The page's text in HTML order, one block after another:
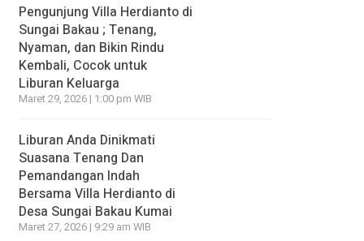
Pengunjung Villa Herdianto di
Sungai Bakau ; Tenang,
Nyaman, dan Bikin Rindu
Kembali, Cocok untuk
Liburan Keluarga
Maret 29, 2026 | 1:00 pm WIB
Liburan Anda Dinikmati
Suasana Tenang Dan
Pemandangan Indah
Bersama Villa Herdianto di
Desa Sungai Bakau Kumai
Maret 27, 2026 | 9:29 am WIB